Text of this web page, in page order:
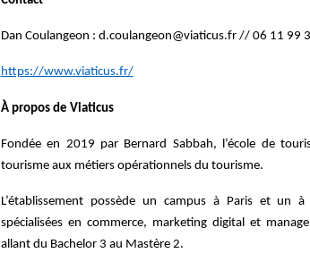
Dan Coulangeon : d.coulangeon@viaticus.fr // 06 11 99
https://www.viaticus.fr/
À propos de Viaticus
Fondée en 2019 par Bernard Sabbah, l’école de
tourisme aux métiers opérationnels du tourisme.
L’établissement possède un campus à Paris et un
spécialisées en commerce, marketing digital et
allant du Bachelor 3 au Mastère 2.